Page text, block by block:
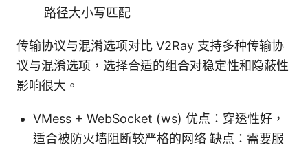
路径大小写匹配
传输协议与混淆选项对比 V2Ray 支持多种传输协
议与混淆选项，选择合适的组合对稳定性和隐蔽性
影响很大。
VMess + WebSocket (ws) 优点：穿透性好，
适合被防火墙阻断较严格的网络 缺点：需要服